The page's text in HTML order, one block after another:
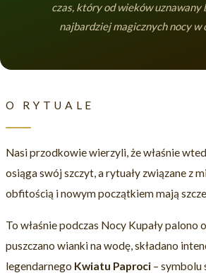
czas, który od wieków uznawany
najbardziej magicznych nocy w
O RYTUALE
Nasi przodkowie wierzyli, że właśnie
osiąga swój szczyt, a rytuały związane z
obfitością i nowym początkiem mają
To właśnie podczas Nocy Kupały palono
puszczano wianki na wodę, składano
legendarnego Kwiatu Paproci – symbolu